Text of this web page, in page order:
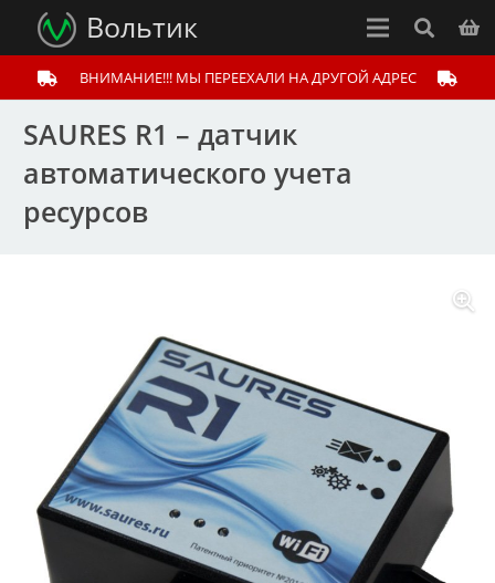
Вольтик
ВНИМАНИЕ!!! МЫ ПЕРЕЕХАЛИ НА ДРУГОЙ АДРЕС
SAURES R1 – датчик
автоматического учета
ресурсов